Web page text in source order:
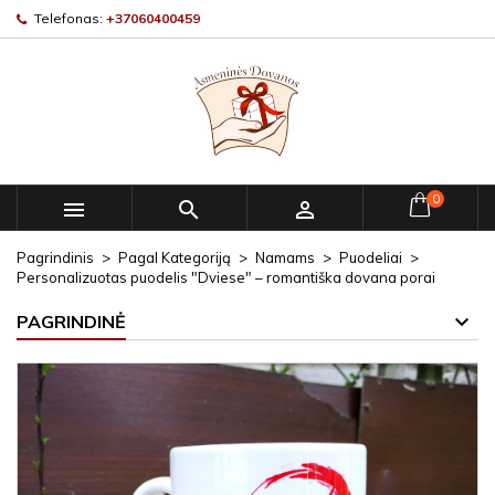
Telefonas: +37060400459
   0
Pagrindinis Pagal Kategoriją Namams
Puodeliai
Personalizuotas puodelis "Dviese" – romantiška dovana porai
PAGRINDINĖ